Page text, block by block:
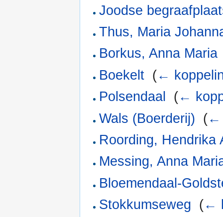
Joodse
Thus, Maria
Borkus, Anna Maria
Boekelt (←
Polsendaal
(←
Wals (Boerderij) (←
Roording, Hendrika
Messing, Anna
Bloemendaal-
Stokkumseweg (←